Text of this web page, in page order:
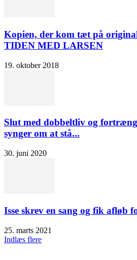
Kopien, der kom tæt på
TIDEN MED LARSEN
19. oktober 2018
Slut med dobbeltliv og
synger om at stå...
30. juni 2020
Isse skrev en sang og fik afløb
25. marts 2021
Indlæs flere